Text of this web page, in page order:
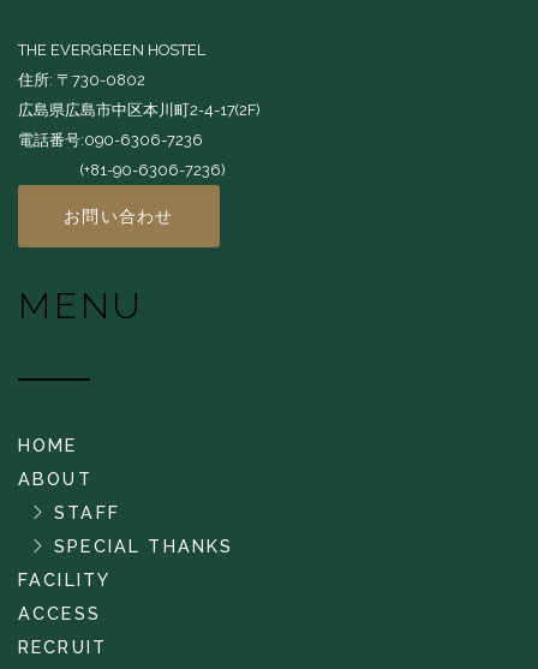
THE EVERGREEN HOSTEL
住所: 〒730-0802
広島県広島市中区本川町2-4-17(2F)
電話番号:090-6306-7236
(+81-90-6306-7236)
お問い合わせ
MENU
HOME
ABOUT
STAFF
SPECIAL THANKS
FACILITY
ACCESS
RECRUIT